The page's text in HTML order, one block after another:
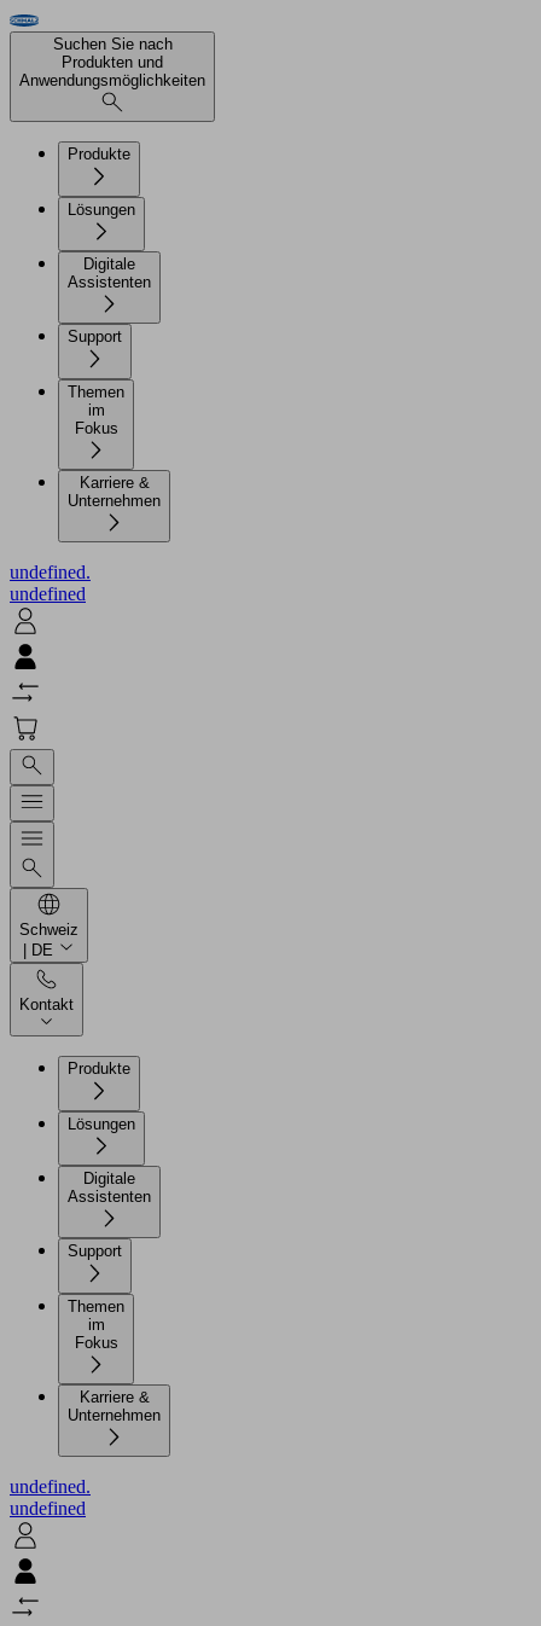
Suchen Sie nach
Produkten und
Anwendungsmöglichkeiten
Produkte
Lösungen
Digitale
Assistenten
Support
Themen
im
Karriere &
Unternehmen
undefined.
undefined
Schweiz
| DE
Kontakt
Produkte
Lösungen
Digitale
Assistenten
Support
Themen
im
Karriere &
Unternehmen
undefined.
undefined